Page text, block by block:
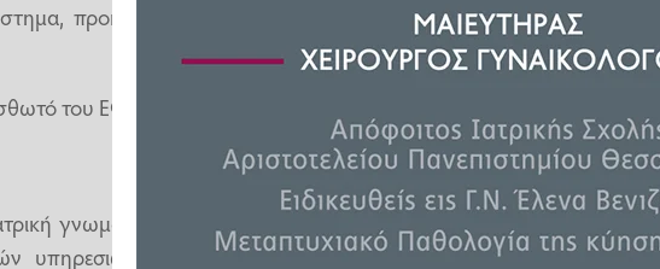
προκειμένου να μπορέσει να πληρωθεί από το
του ΕΦΚΑ.
γνωμάτευση θα πρέπει να αποσταλεί μέσω e-mail
υπηρεσιών του ΕΦΚΑ που δίδουν την εν λόγω